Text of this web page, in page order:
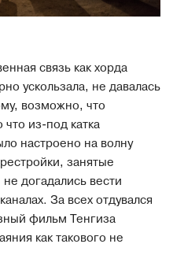
связь как хорда
ускользала, не давалась
возможно, что
из-под катка
настроено на волну
занятые
догадались вести
За всех отдувался
фильм Тенгиза
как такового не